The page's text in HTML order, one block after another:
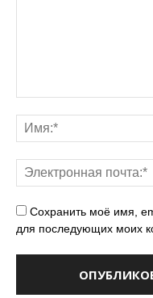
Сохранить моё имя,
для последующих моих